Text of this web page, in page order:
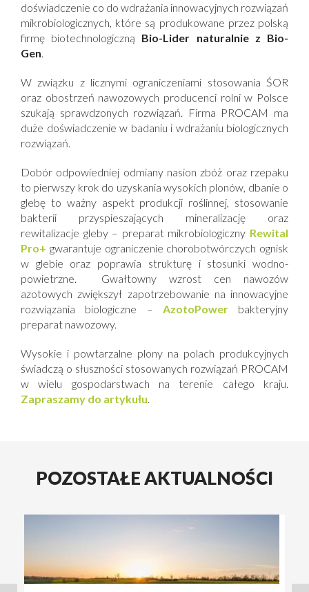
doświadczenie co do wdrażania innowacyjnych rozwiązań
mikrobiologicznych, które są produkowane przez polską
firmę biotechnologiczną Bio-Lider naturalnie z Bio-
Gen.
W związku z licznymi ograniczeniami stosowania ŚOR
oraz obostrzeń nawozowych producenci rolni w Polsce
szukają sprawdzonych rozwiązań. Firma PROCAM ma
duże doświadczenie w badaniu i wdrażaniu biologicznych
rozwiązań.
Dobór odpowiedniej odmiany nasion zbóż oraz rzepaku
to pierwszy krok do uzyskania wysokich plonów, dbanie o
glebę to ważny aspekt produkcji roślinnej, stosowanie
bakterii przyspieszających mineralizację oraz
rewitalizacje gleby – preparat mikrobiologiczny Rewital
Pro+ gwarantuje ograniczenie chorobotwórczych ognisk
w glebie oraz poprawia strukturę i stosunki wodno-
powietrzne. Gwałtowny wzrost cen nawozów
azotowych zwiększył zapotrzebowanie na innowacyjne
rozwiązania biologiczne – AzotoPowerbakteryjny
preparat nawozowy.
Wysokie i powtarzalne plony na polach produkcyjnych
świadczą o słuszności stosowanych rozwiązań PROCAM
w wielu gospodarstwach na terenie całego kraju.
Zapraszamy do artykułu.
POZOSTAŁE AKTUALNOŚCI